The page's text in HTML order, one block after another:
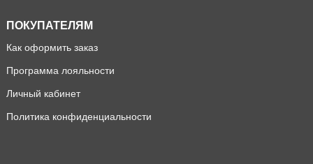
ПОКУПАТЕЛЯМ
Как оформить заказ
Программа лояльности
Личный кабинет
Политика конфиденциальности